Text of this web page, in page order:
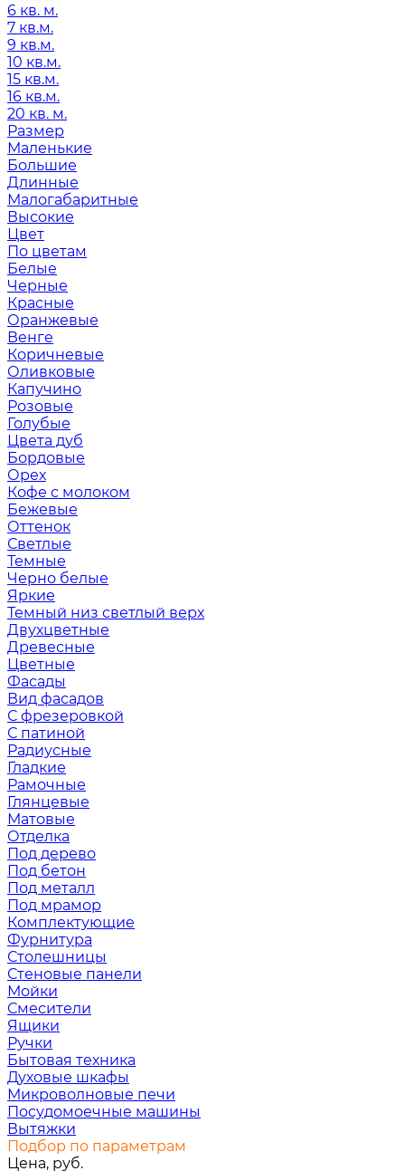
6 кв. м.
7 кв.м.
9 кв.м.
10 кв.м.
15 кв.м.
16 кв.м.
20 кв. м.
Размер
Маленькие
Большие
Длинные
Малогабаритные
Высокие
Цвет
По цветам
Белые
Черные
Красные
Оранжевые
Венге
Коричневые
Оливковые
Капучино
Розовые
Голубые
Цвета дуб
Бордовые
Орех
Кофе с молоком
Бежевые
Оттенок
Светлые
Темные
Черно белые
Яркие
Темный низ светлый верх
Двухцветные
Древесные
Цветные
Фасады
Вид фасадов
С фрезеровкой
С патиной
Радиусные
Гладкие
Рамочные
Глянцевые
Матовые
Отделка
Под дерево
Под бетон
Под металл
Под мрамор
Комплектующие
Фурнитура
Столешницы
Стеновые панели
Мойки
Смесители
Ящики
Ручки
Бытовая техника
Духовые шкафы
Микроволновые печи
Посудомоечные машины
Вытяжки
Подбор по параметрам
Цена, руб.